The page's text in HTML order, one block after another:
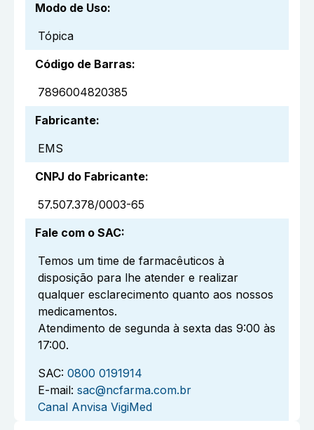
Modo de Uso:
Tópica
Código de Barras:
7896004820385
Fabricante:
EMS
CNPJ do Fabricante:
57.507.378/0003-65
Fale com o SAC:
Temos um time de farmacêuticos à
disposição para lhe atender e realizar
qualquer esclarecimento quanto aos nossos
medicamentos.
Atendimento de segunda à sexta das 9:00 às
17:00.
SAC: 0800 0191914
E-mail: sac@ncfarma.com.br
Canal Anvisa VigiMed